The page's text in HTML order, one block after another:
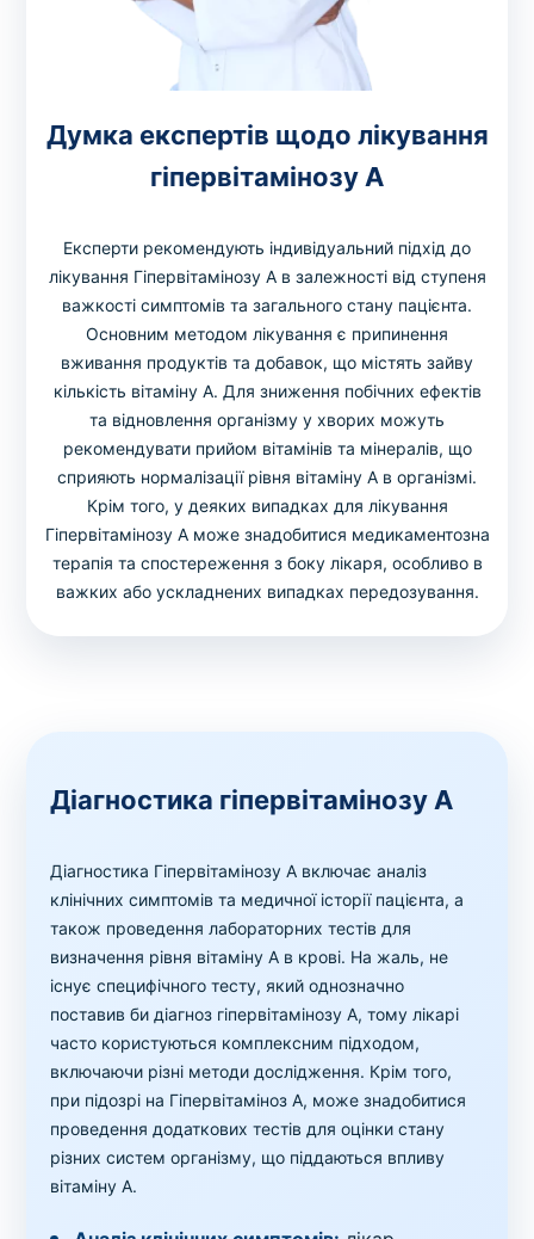
Думка експертів щодо лікування
гіпервітамінозу А
Експерти рекомендують індивідуальний підхід до
лікування Гіпервітамінозу А в залежності від ступеня
важкості симптомів та загального стану пацієнта.
Основним методом лікування є припинення
вживання продуктів та добавок, що містять зайву
кількість вітаміну А. Для зниження побічних ефектів
та відновлення організму у хворих можуть
рекомендувати прийом вітамінів та мінералів, що
сприяють нормалізації рівня вітаміну А в організмі.
Крім того, у деяких випадках для лікування
Гіпервітамінозу А може знадобитися медикаментозна
терапія та спостереження з боку лікаря, особливо в
важких або ускладнених випадках передозування.
Діагностика гіпервітамінозу А
Діагностика Гіпервітамінозу А включає аналіз
клінічних симптомів та медичної історії пацієнта, а
також проведення лабораторних тестів для
визначення рівня вітаміну А в крові. На жаль, не
існує специфічного тесту, який однозначно
поставив би діагноз гіпервітамінозу А, тому лікарі
часто користуються комплексним підходом,
включаючи різні методи дослідження. Крім того,
при підозрі на Гіпервітаміноз А, може знадобитися
проведення додаткових тестів для оцінки стану
різних систем організму, що піддаються впливу
вітаміну А.